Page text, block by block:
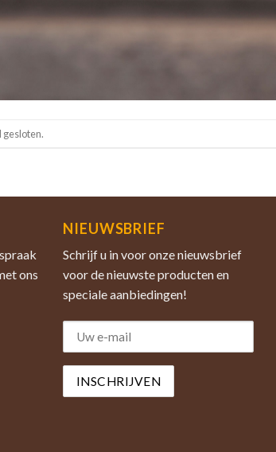
gesloten.
ons
NIEUWSBRIEF
Schrijf u in voor onze nieuwsbrief
voor de nieuwste producten en
speciale aanbiedingen!